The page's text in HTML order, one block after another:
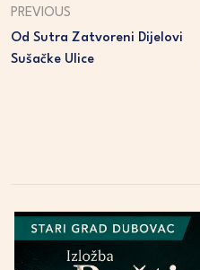
PREVIOUS
Od Sutra Zatvoreni Dijelovi
Sušačke Ulice